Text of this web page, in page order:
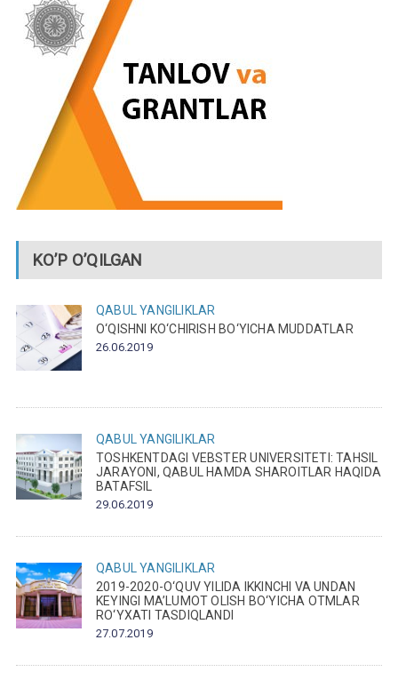
KO’P O’QILGAN
QABUL
YANGILIKLAR
O‘QISHNI KO‘CHIRISH BO‘YICHA MUDDATLAR
26.06.2019
QABUL
YANGILIKLAR
TOSHKENTDAGI VEBSTER UNIVERSITETI: TAHSIL
JARAYONI, QABUL HAMDA SHAROITLAR HAQIDA
BATAFSIL
29.06.2019
QABUL
YANGILIKLAR
2019-2020-O‘QUV YILIDA IKKINCHI VA UNDAN
KEYINGI MA’LUMOT OLISH BO‘YICHA OTMLAR
RO‘YXATI TASDIQLANDI
27.07.2019